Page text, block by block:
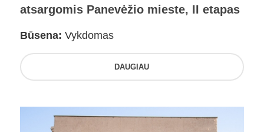
atsargomis Panevėžio mieste, II etapas
Būsena: Vykdomas
DAUGIAU